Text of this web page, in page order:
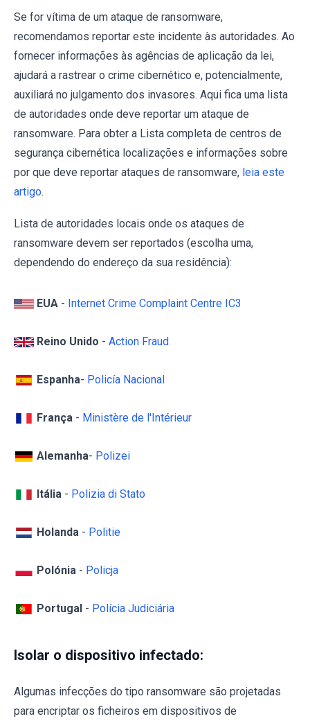
Se for vítima de um ataque de ransomware,
recomendamos reportar este incidente às autoridades. Ao
fornecer informações às agências de aplicação da lei,
ajudará a rastrear o crime cibernético e, potencialmente,
auxiliará no julgamento dos invasores. Aqui fica uma lista
de autoridades onde deve reportar um ataque de
ransomware. Para obter a Lista completa de centros de
segurança cibernética localizações e informações sobre
por que deve reportar ataques de ransomware, leia este
artigo.
Lista de autoridades locais onde os ataques de
ransomware devem ser reportados (escolha uma,
dependendo do endereço da sua residência):
EUA - Internet Crime Complaint Centre IC3
Reino Unido - Action Fraud
Espanha- Policía Nacional
França - Ministère de l'Intérieur
Alemanha- Polizei
Itália - Polizia di Stato
Holanda - Politie
Polónia - Policja
Portugal - Polícia Judiciária
Isolar o dispositivo infectado:
Algumas infecções do tipo ransomware são projetadas
para encriptar os ficheiros em dispositivos de